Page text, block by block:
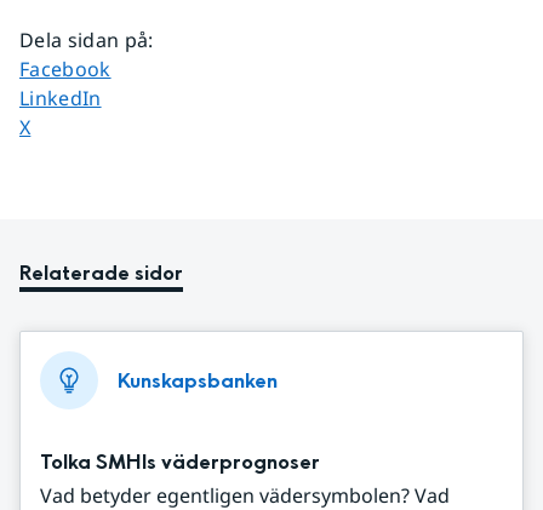
Dela sidan på:
Dela sidan på
Facebook
Dela sidan på
LinkedIn
Dela sidan på
X
Relaterade sidor
Kunskapsbanken
Tolka SMHIs väderprognoser
Vad betyder egentligen vädersymbolen? Vad